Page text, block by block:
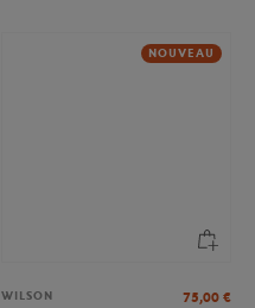
NOUVEAU
WILSON 75,00 €